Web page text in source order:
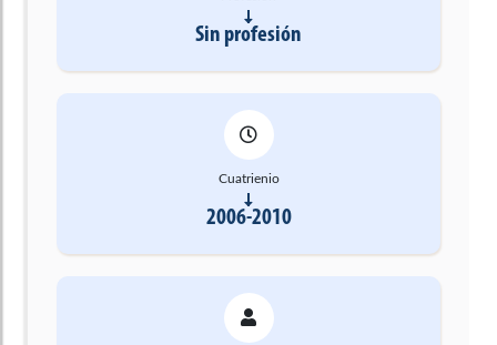
Sin profesión
Cuatrienio
2006-2010